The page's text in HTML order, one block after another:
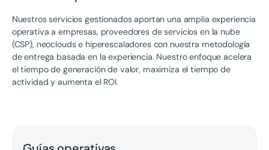
Nuestros servicios gestionados aportan una amplia experiencia
operativa a empresas, proveedores de servicios en la nube
(CSP), neoclouds e hiperescaladores con nuestra metodología
de entrega basada en la experiencia. Nuestro enfoque acelera
el tiempo de generación de valor, maximiza el tiempo de
actividad y aumenta el ROI.